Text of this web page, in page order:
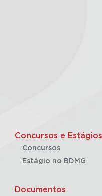
Concursos e Estágios
Concursos
Estágio no BDMG
Documentos